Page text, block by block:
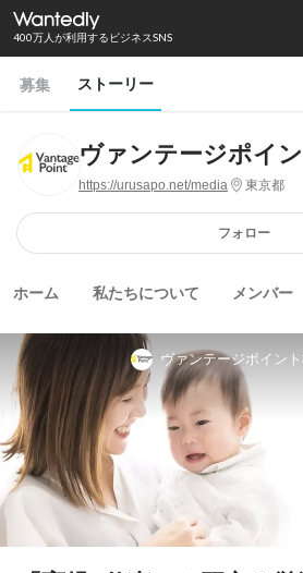
400万人が利用するビジネスSNS
募集 ストーリー
ヴァンテージポイ
https://urusapo.net/media 東京都
フォロー
ホーム 私たちについて メンバー
ヴァンテージポイン